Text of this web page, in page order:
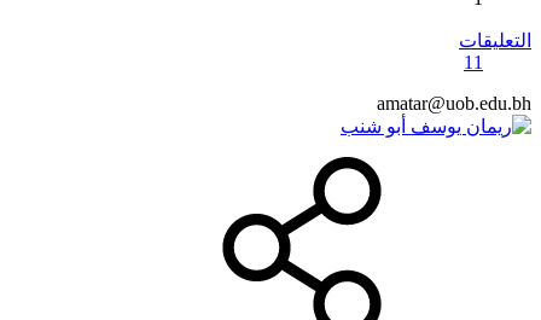
التعليقات
11
amatar@uob.edu.bh